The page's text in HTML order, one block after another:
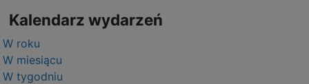
Kalendarz wydarzeń
W roku
W miesiącu
W tygodniu